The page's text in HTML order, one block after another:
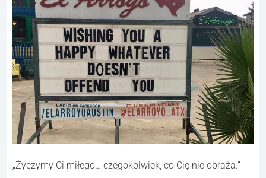
„Życzymy Ci miłego… czegokolwiek, co Cię nie obraża.”